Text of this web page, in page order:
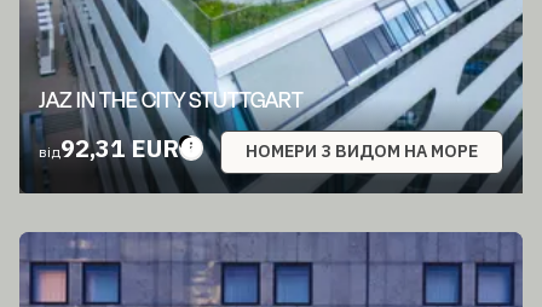
JAZ IN THE CITY STUTTGART
від92,31 EUR НОМЕРИ З ВИДОМ НА МОРЕ